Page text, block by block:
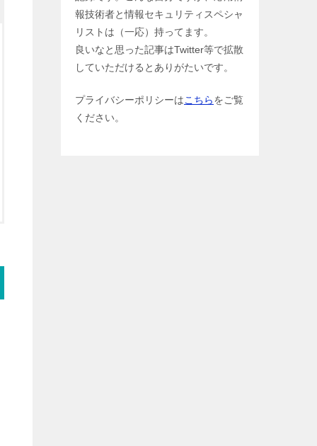
報技術者と情報セキュリティスペシャ
リストは（一応）持ってます。
良いなと思った記事はTwitter等で拡散
していただけるとありがたいです。
プライバシーポリシーはこちらをご覧
ください。